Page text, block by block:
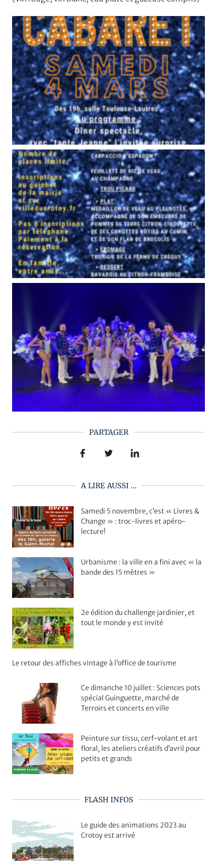
PARTAGER
A LIRE AUSSI ...
Samedi 5 novembre, c’est « Livres &
Change » : troc-livres et apéro-
lecture!
Urbanisme : la ville en a fini avec « la
bande des 15 mètres »
2e édition du challenge jardinier, et
tout le monde y est invité
Le retour des affiches vintage à l’office de tourisme
Ce dimanche 10 juillet : Sciences pots
spécial Guinguette, marché de
Terroirs et concerts en ville
Peinture sur tissu, cerf-volant et art
floral, les ateliers créatifs d’avril pour
petits et grands
FLASH INFOS
Le guide des animations 2023 au
Crotoy est arrivé